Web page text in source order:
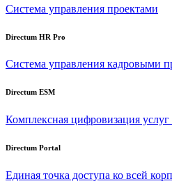
Система управления проектами
Directum HR Pro
Система управления кадровыми
Directum ESM
Комплексная цифровизация
Directum Portal
Единая точка доступа ко всей